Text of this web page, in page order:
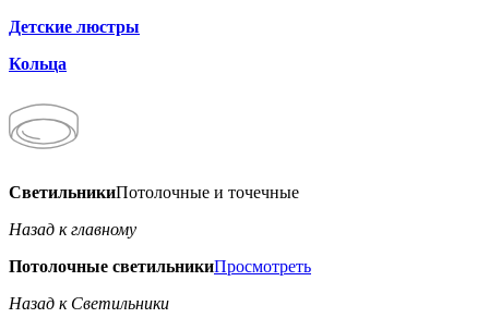
Детские люстры
Кольца
СветильникиПотолочные и точечные
Назад к главному
Потолочные светильникиПросмотреть
Назад к Светильники